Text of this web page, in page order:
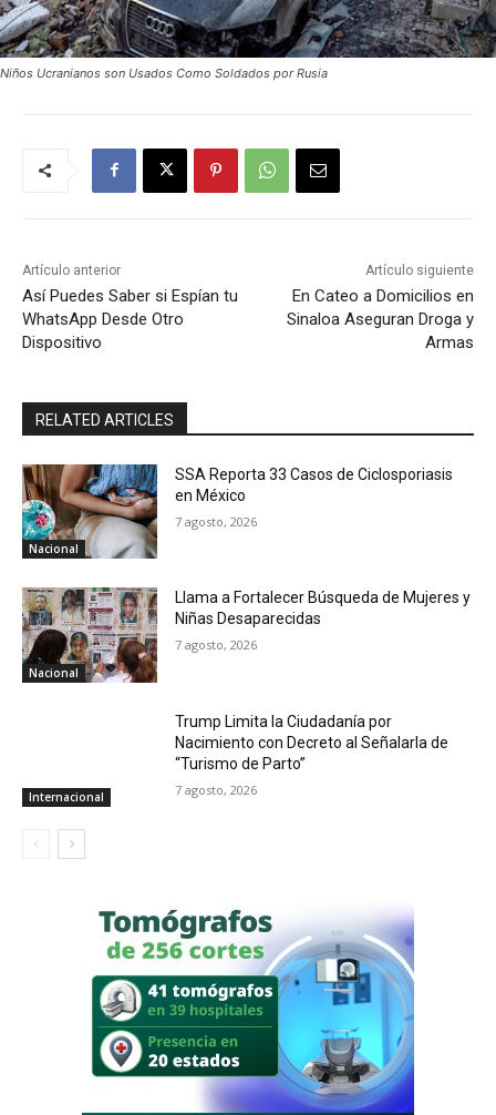
Niños Ucranianos son Usados Como Soldados por Rusia
Artículo anterior
Así Puedes Saber si Espían tu
WhatsApp Desde Otro
Dispositivo
Artículo siguiente
En Cateo a Domicilios en
Sinaloa Aseguran Droga y
Armas
RELATED ARTICLES
Nacional
SSA Reporta 33 Casos de Ciclosporiasis
en México
7 agosto, 2026
Nacional
Llama a Fortalecer Búsqueda de Mujeres y
Niñas Desaparecidas
7 agosto, 2026
Internacional
Trump Limita la Ciudadanía por
Nacimiento con Decreto al Señalarla de
“Turismo de Parto”
7 agosto, 2026